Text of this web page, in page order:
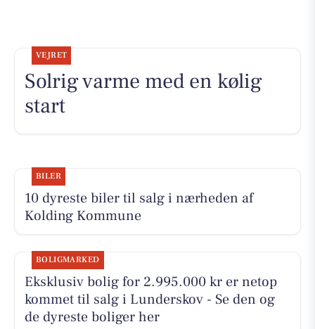
VEJRET
Solrig varme med en kølig
start
BILER
10 dyreste biler til salg i nærheden af
Kolding Kommune
BOLIGMARKED
Eksklusiv bolig for 2.995.000 kr er netop
kommet til salg i Lunderskov - Se den og
de dyreste boliger her